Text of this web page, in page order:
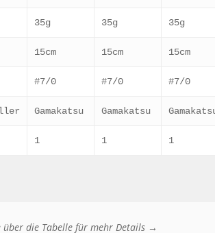
35g 35g 35g
15cm 15cm 15cm
#7/0 #7/0 #7/0
Gamakatsu Gamakatsu
1 1 1
über die Tabelle für mehr Details →